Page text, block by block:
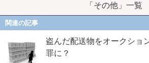
「その他」一覧
関連の記事
盗んだ配送物をオークショ
罪に？